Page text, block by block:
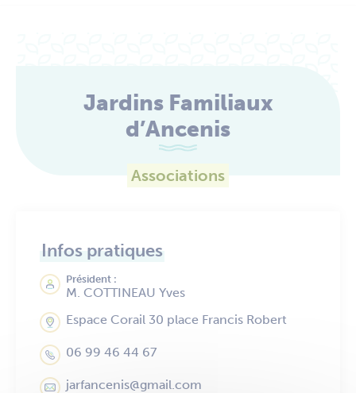
Jardins Familiaux
d’Ancenis
Associations
Infos pratiques
Président :
M. COTTINEAU Yves
Espace Corail 30 place Francis Robert
06 99 46 44 67
jarfancenis@gmail.com